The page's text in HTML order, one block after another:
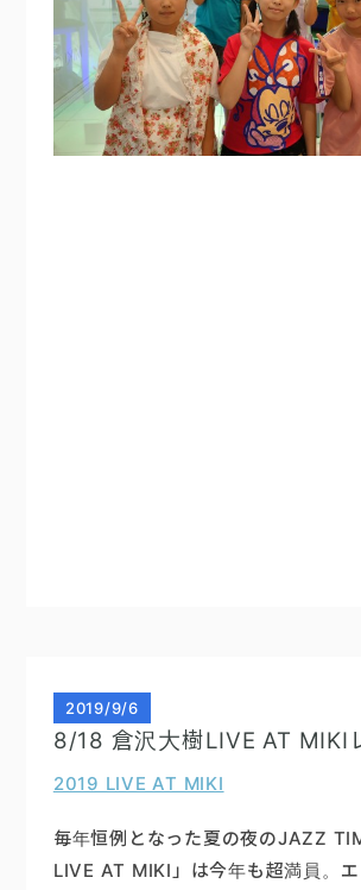
2019/9/6
8/18 倉沢大樹LIVE AT MIKI
2019 LIVE AT MIKI
毎年恒例となった夏の夜のJAZZ
LIVE AT MIKI」は今年も超満員。